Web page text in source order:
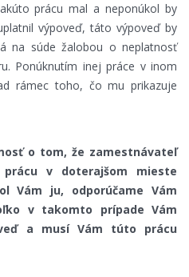
prácu mal a neponúkol by
výpoveď, táto výpoveď by
na súde žalobou o neplatnosť
Ponúknutím inej práce v inom
rámec toho, čo mu prikazuje
o tom, že zamestnávateľ
v doterajšom mieste
Vám ju, odporúčame Vám
v takomto prípade Vám
a musí Vám túto prácu